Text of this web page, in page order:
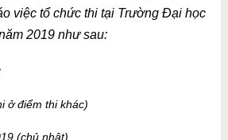
việc tổ chức thi tại Trường Đại học
2019 như sau:
ở điểm thi khác)
(chủ nhật)